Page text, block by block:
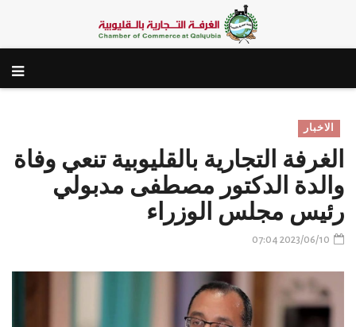
الاخبار
الغرفة التجارية بالقليوبية تنعي وفاة
والدة الدكتور مصطفى مدبولي
رئيس مجلس الوزراء
2023/06/10 07:04